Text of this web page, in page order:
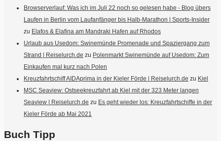
Browserverlauf: Was ich im Juli 22 noch so gelesen habe - Blog übers
Laufen in Berlin vom Laufanfänger bis Halb-Marathon | Sports-Insider
zu Elafos & Elafina am Mandraki Hafen auf Rhodos
Urlaub aus Usedom: Swinemünde Promenade und Spaziergang zum
Strand | Reiselurch.de zu Polenmarkt Swinemünde auf Usedom: Zum
Einkaufen mal kurz nach Polen
Kreuzfahrtschiff AIDAprima in der Kieler Förde | Reiselurch.de zu Kiel
MSC Seaview: Ostseekreuzfahrt ab Kiel mit der 323 Meter langen
Seaview | Reiselurch.de zu Es geht wieder los: Kreuzfahrtschiffe in der
Kieler Förde ab Mai 2021
Buch Tipp